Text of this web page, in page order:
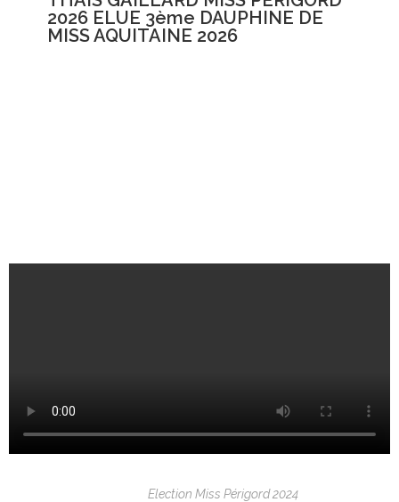
2026 ELUE 3ème DAUPHINE DE
MISS AQUITAINE 2026
Election Miss Périgord 2024